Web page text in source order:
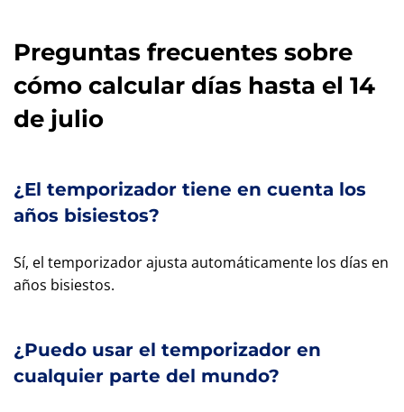
Preguntas frecuentes sobre
cómo calcular días hasta el 14
de julio
¿El temporizador tiene en cuenta los
años bisiestos?
Sí, el temporizador ajusta automáticamente los días en
años bisiestos.
¿Puedo usar el temporizador en
cualquier parte del mundo?